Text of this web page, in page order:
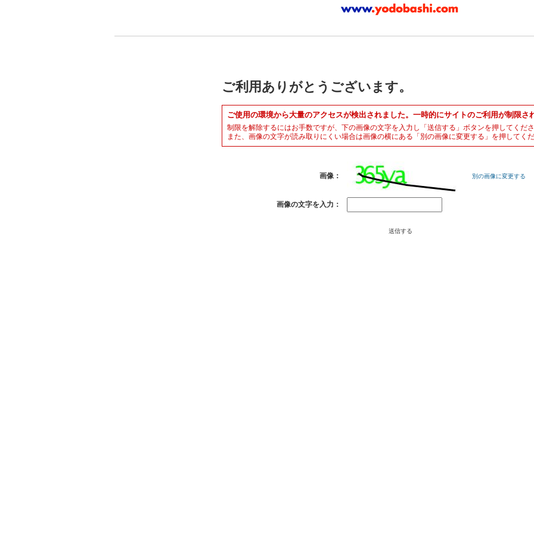
ご利用ありがとうございます。
ご使用の環境から大量のアクセスが検出されました。一時的にサイトのご利用が制限さ
制限を解除するにはお手数ですが、下の画像の文字を入力し「送信する」ボタンを押してくださ
また、画像の文字が読み取りにくい場合は画像の横にある「別の画像に変更する」を押してくだ
画像： 別の画像に変更する
画像の文字を入力：
送信する